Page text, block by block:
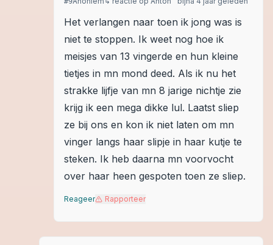
Het verlangen naar toen ik jong was is
niet te stoppen. Ik weet nog hoe ik
meisjes van 13 vingerde en hun kleine
tietjes in mn mond deed. Als ik nu het
strakke lijfje van mn 8 jarige nichtje zie
krijg ik een mega dikke lul. Laatst sliep
ze bij ons en kon ik niet laten om mn
vinger langs haar slipje in haar kutje te
steken. Ik heb daarna mn voorvocht
over haar heen gespoten toen ze sliep.
Reageer Rapporteer